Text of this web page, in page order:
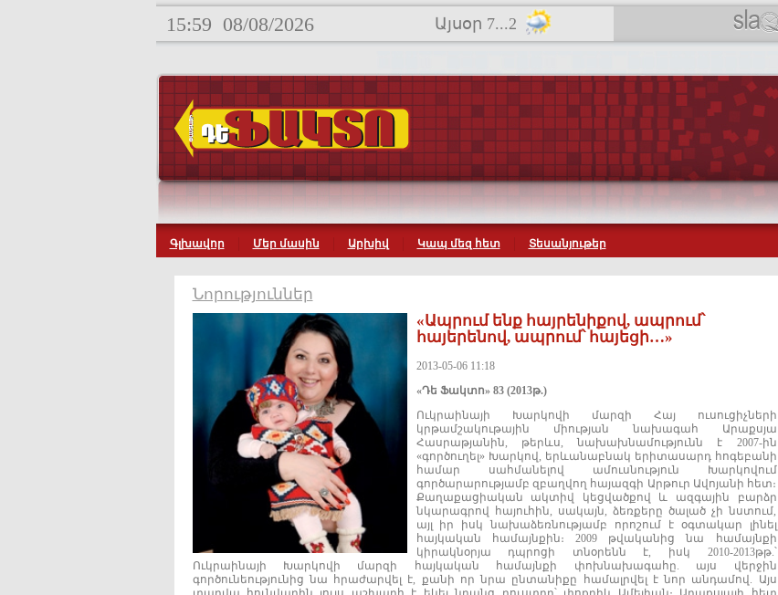
15:59 08/08/2026 Այսօր 7...2
Գլխավոր Մեր մասին Արխիվ Կապ մեզ հետ Տեսանյութեր
Նորություններ
«Ապրում ենք հայրենիքով, ապրում՝
հայերենով, ապրում՝ հայեցի…»
2013-05-06 11:18
«Դե Ֆակտո» 83 (2013թ.)
Ուկրաինայի Խարկովի մարզի Հայ ուսուցիչների
կրթամշակութային միության նախագահ Արաքսյա
Հասրաթյանին, թերևս, նախախնամությունն է 2007-ին
«գործուղել» Խարկով, երևանաբնակ երիտասարդ հոգեբանի
համար սահմանելով ամուսնություն Խարկովում
գործարարությամբ զբաղվող հայազգի Արթուր Ավոյանի հետ։
Քաղաքացիական ակտիվ կեցվածքով և ազգային բարձր
նկարագրով հայուհին, սակայն, ձեռքերը ծալած չի նստում,
այլ իր իսկ նախաձեռնությամբ որոշում է օգտակար լինել
հայկական համայնքին։ 2009 թվականից նա համայնքի
կիրակնօրյա դպրոցի տնօրենն է, իսկ 2010-2013թթ.՝
Ուկրաինայի Խարկովի մարզի հայկական համայնքի փոխնախագահը. այս վերջին
գործունեությունից նա հրաժարվել է, քանի որ նրա ընտանիքը համալրվել է նոր անդամով. Այս